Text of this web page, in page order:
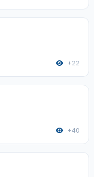
+22
+40